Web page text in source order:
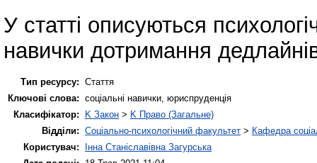
У статті описуються
навички дотримання
Тип ресурсу: Стаття
Ключові слова: соціальні навички, юриспруденція
Класифікатор:
K Закон > K Право (Загальне)
Відділи: Соціально-психологічний факультет > Кафедра
Користувач:
Інна Станіславівна Загурська